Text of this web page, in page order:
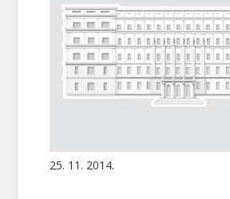
25. 11. 2014.